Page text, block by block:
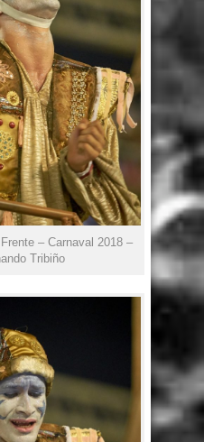
– Carnaval 2018 –
Tribiño